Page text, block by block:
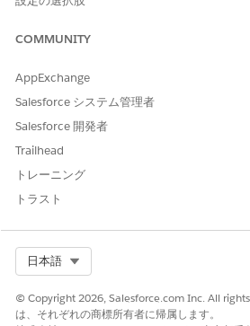
[完了]をクリックします。
この記事で問題は解決され
COMMUNITY
AppExchange
Salesforce システム管理者
Salesforce 開発者
Trailhead
トレーニング
トラスト
日本語
© Copyright 2026, Salesforce.com Inc. All
は、それぞれの商標所有者に帰属します。